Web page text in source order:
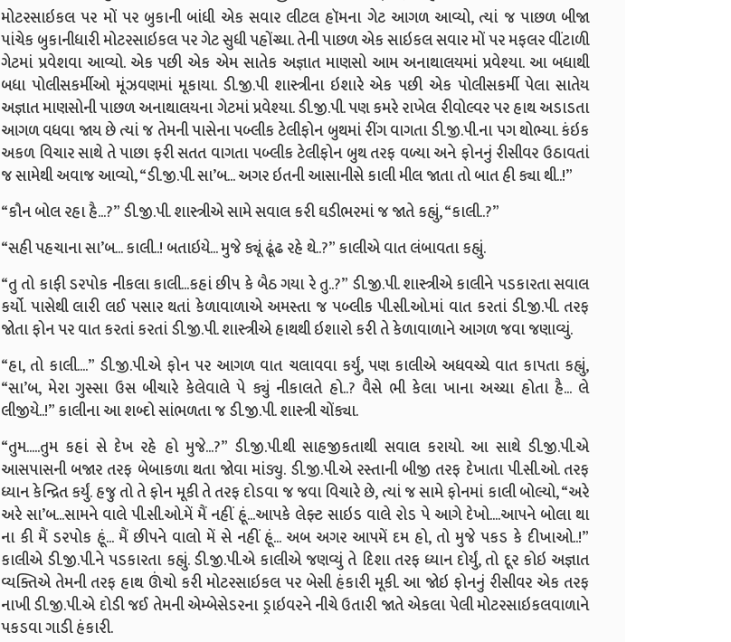
મોટરસાઇકલ પર મોં પર બુકાની બાંધી એક સવાર લીટલ હૉમના ગેટ આગળ આવ્યો, ત્યાં જ પાછળ બીજા
પાંચેક બુકાનીધારી મોટરસાઇકલ પર ગેટ સુધી પહોંચ્યા. તેની પાછળ એક સાઇકલ સવાર મોં પર મફલર વીંટાળી
ગેટમાં પ્રવેશવા આવ્યો. એક પછી એક એમ સાતેક અજ્ઞાત માણસો આમ અનાથાલયમાં પ્રવેશ્યા. આ બધાથી
બધા પોલીસકર્મીઓ મૂંઝવણમાં મૂકાયા. ડી.જી.પી શાસ્ત્રીના ઇશારે એક પછી એક પોલીસકર્મી પેલા સાતેય
અજ્ઞાત માણસોની પાછળ અનાથાલયના ગેટમાં પ્રવેશ્યા. ડી.જી.પી. પણ કમરે રાખેલ રીવોલ્વર પર હાથ અડાડતા
આગળ વધવા જાય છે ત્યાં જ તેમની પાસેના પબ્લીક ટેલીફોન બુથમાં રીંગ વાગતા ડી.જી.પી.ના પગ થોભ્યા. કંઇક
અકળ વિચાર સાથે તે પાછા ફરી સતત વાગતા પબ્લીક ટેલીફોન બુથ તરફ વળ્યા અને ફોનનું રીસીવર ઉઠાવતાં
જ સામેથી અવાજ આવ્યો, “ડી.જી.પી. સા’બ... અગર ઇતની આસાનીસે કાલી મીલ જાતા તો બાત હી ક્યા થી..!”
“કૌન બોલ રહા હૈ...?” ડી.જી.પી. શાસ્ત્રીએ સામે સવાલ કરી ઘડીભરમાં જ જાતે કહ્યું, “કાલી..?”
“સહી પહચાના સા’બ... કાલી..! બતાઇયે... મુજે ક્યૂં ઢૂંઢ રહે થે..?” કાલીએ વાત લંબાવતા કહ્યું.
“તુ તો કાફી ડરપોક નીકલા કાલી...કહાં છીપ કે બૈઠ ગયા રે તુ..?” ડી.જી.પી. શાસ્ત્રીએ કાલીને પડકારતા સવાલ
કર્યો. પાસેથી લારી લઈ પસાર થતાં કેળાવાળાએ અમસ્તા જ પબ્લીક પી.સી.ઓ.માં વાત કરતાં ડી.જી.પી. તરફ
જોતા ફોન પર વાત કરતાં કરતાં ડી.જી.પી. શાસ્ત્રીએ હાથથી ઇશારો કરી તે કેળાવાળાને આગળ જવા જણાવ્યું.
“હા, તો કાલી....” ડી.જી.પી.એ ફોન પર આગળ વાત ચલાવવા કર્યું, પણ કાલીએ અધવચ્ચે વાત કાપતા કહ્યું,
“સા’બ, મેરા ગુસ્સા ઉસ બીચારે કેલેવાલે પે ક્યું નીકાલતે હો..? વૈસે ભી કેલા ખાના અચ્ચા હોતા હૈ... લે
લીજીયે..!” કાલીના આ શબ્દો સાંભળતા જ ડી.જી.પી. શાસ્ત્રી ચોંક્યા.
“તુમ.....તુમ કહાં સે દેખ રહે હો મુજે...?” ડી.જી.પી.થી સાહજીકતાથી સવાલ કરાયો. આ સાથે ડી.જી.પી.એ
આસપાસની બજાર તરફ બેબાકળા થતા જોવા માંડ્યુ. ડી.જી.પી.એ રસ્તાની બીજી તરફ દેખાતા પી.સી.ઓ. તરફ
ધ્યાન કેન્દ્રિત કર્યું. હજુ તો તે ફોન મૂકી તે તરફ દોડવા જ જવા વિચારે છે, ત્યાં જ સામે ફોનમાં કાલી બોલ્યો, “અરે
અરે સા’બ...સામને વાલે પી.સી.ઓ.મેં મૈં નહીં હૂં...આપકે લેફ્ટ સાઇડ વાલે રોડ પે આગે દેખો....આપને બોલા થા
ના કી મૈં ડરપોક હૂં... મૈં છીપને વાલો મેં સે નહીં હૂં... અબ અગર આપમેં દમ હો, તો મુજે પકડ કે દીખાઓ..!”
કાલીએ ડી.જી.પી.ને પડકારતા કહ્યું. ડી.જી.પી.એ કાલીએ જણવ્યું તે દિશા તરફ ધ્યાન દોર્યું, તો દૂર કોઇ અજ્ઞાત
વ્યક્તિએ તેમની તરફ હાથ ઊંચો કરી મોટરસાઇકલ પર બેસી હંકારી મૂકી. આ જોઇ ફોનનું રીસીવર એક તરફ
નાખી ડી.જી.પી.એ દોડી જઈ તેમની એમ્બેસેડરના ડ્રાઇવરને નીચે ઉતારી જાતે એકલા પેલી મોટરસાઇકલવાળાને
પકડવા ગાડી હંકારી.